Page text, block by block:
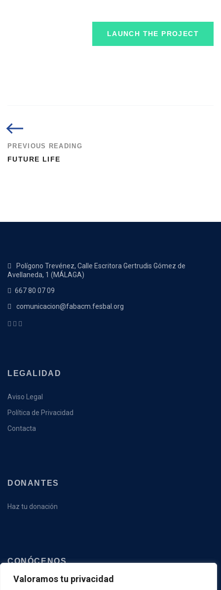
Valoramos tu privacidad
LAUNCH THE PROJECT
PREVIOUS READING
FUTURE LIFE
Polígono Trevénez, Calle Escritora Gertrudis Gómez de
Avellaneda, 1 (MÁLAGA)
667 80 07 09
comunicacion@fabacm.fesbal.org
LEGALIDAD
Aviso Legal
Política de Privacidad
Contacta
DONANTES
Haz tu donación
CONÓCENOS
Qué hacemos